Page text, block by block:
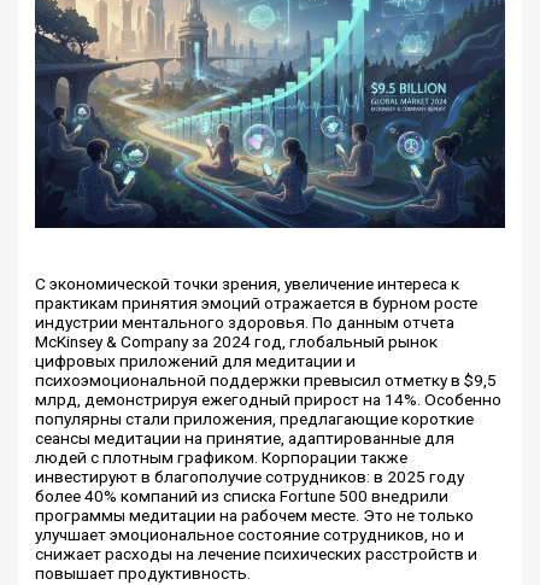
С экономической точки зрения, увеличение интереса к
практикам принятия эмоций отражается в бурном росте
индустрии ментального здоровья. По данным отчета
McKinsey & Company за 2024 год, глобальный рынок
цифровых приложений для медитации и
психоэмоциональной поддержки превысил отметку в $9,5
млрд, демонстрируя ежегодный прирост на 14%. Особенно
популярны стали приложения, предлагающие короткие
сеансы медитации на принятие, адаптированные для
людей с плотным графиком. Корпорации также
инвестируют в благополучие сотрудников: в 2025 году
более 40% компаний из списка Fortune 500 внедрили
программы медитации на рабочем месте. Это не только
улучшает эмоциональное состояние сотрудников, но и
снижает расходы на лечение психических расстройств и
повышает продуктивность.